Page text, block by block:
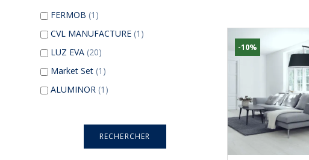
FERMOB (1)
CVL MANUFACTURE (1)
LUZ EVA (20)
Market Set (1)
ALUMINOR (1)
-10%